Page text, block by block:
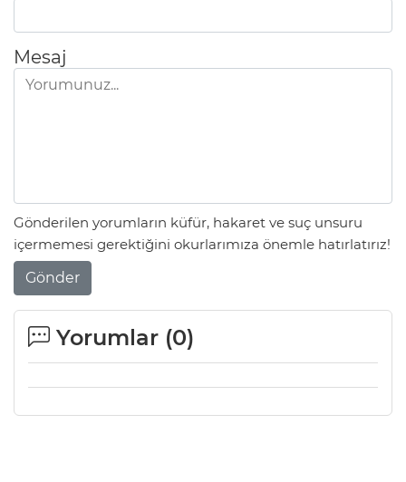
Mesaj
Gönderilen yorumların küfür, hakaret ve suç unsuru
içermemesi gerektiğini okurlarımıza önemle hatırlatırız!
Gönder
Yorumlar (0)